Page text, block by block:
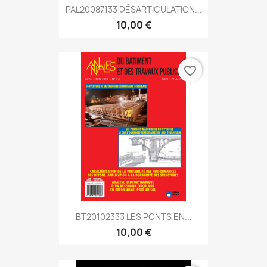
PAL20087133 DÉSARTICULATION...
10,00 €
BT20102333 LES PONTS EN...
10,00 €
favorite_border